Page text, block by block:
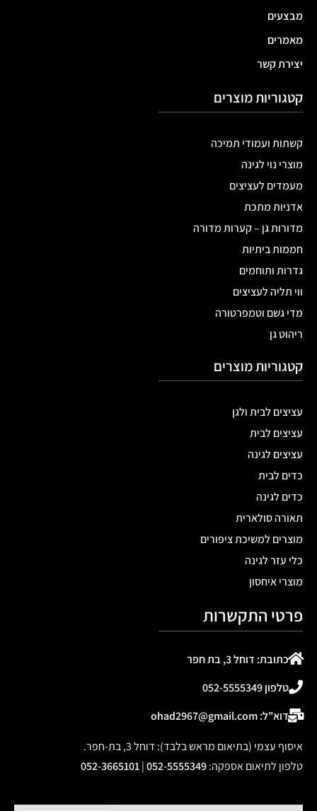
מבצעים
מאמרים
יצירת קשר
קטגוריות מוצרים
קשתות ועמודי תמיכה
מוצרי נוי לגינה
מעמדים לעציצים
אדניות מתכת
מדורות גן – קערות מדורה
חממות ביתיות
גדרות ותוחמים
ווי תליה לעציצים
מדי גשם וטמפרטורה
ריהוט גן
קטגוריות מוצרים
עציצים לבית ולגן
עציצים לבית
עציצים לגינה
כדים לבית
כדים לגינה
תאורה סולארית
מוצרים למשיכת ציפורים
כלי עזר לגינה
מוצרי איחסון
פרטי התקשרות
כתובת: דוחל 3, בת חפר
טלפון 052-5555349
דוא"ל: ohad2967@gmail.com
איסוף עצמי (בתיאום מראש בלבד): דוחל 3, בת-חפר.
טלפון לתיאום אספקה:
052-5555349
|
052-3665101